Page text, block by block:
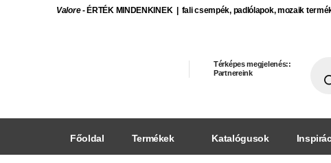
Valore- ÉRTÉK MINDENKINEK | fali csempék, padlólapok, mozaik
Térképes megjelenés::
Partnereink
Főoldal Termékek Katalógusok